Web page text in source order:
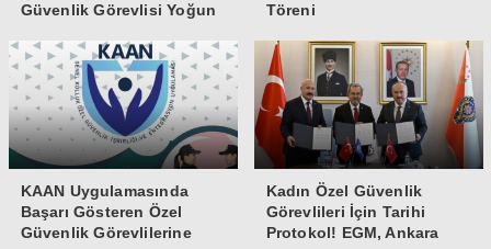
Güvenlik Görevlisi Yoğun
Töreni
KAAN Uygulamasında
Başarı Gösteren Özel
Güvenlik Görevlilerine
Kadın Özel Güvenlik
Görevlileri İçin Tarihi
Protokol! EGM, Ankara